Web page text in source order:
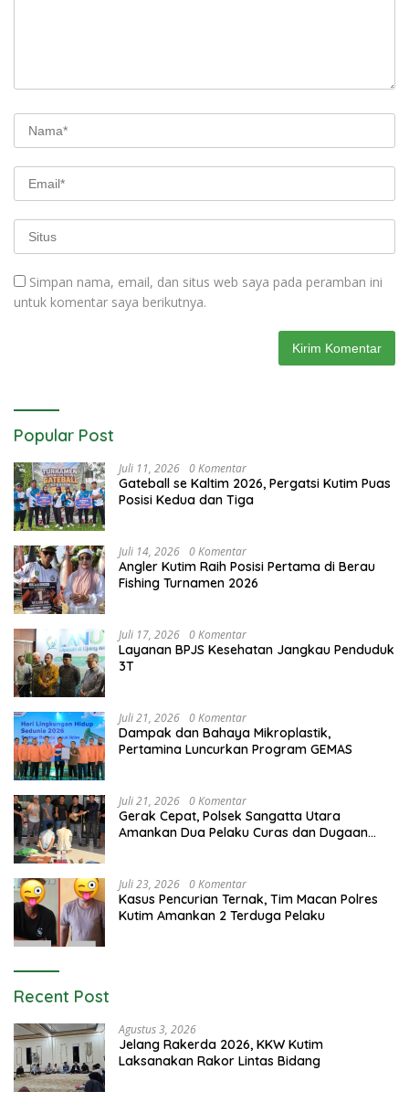
Simpan nama, email, dan situs web saya pada peramban ini
untuk komentar saya berikutnya.
Popular Post
Juli 11, 2026 0 Komentar
Gateball se Kaltim 2026, Pergatsi Kutim Puas
Posisi Kedua dan Tiga
Juli 14, 2026 0 Komentar
Angler Kutim Raih Posisi Pertama di Berau
Fishing Turnamen 2026
Juli 17, 2026 0 Komentar
Layanan BPJS Kesehatan Jangkau Penduduk
3T
Juli 21, 2026 0 Komentar
Dampak dan Bahaya Mikroplastik,
Pertamina Luncurkan Program GEMAS
Juli 21, 2026 0 Komentar
Gerak Cepat, Polsek Sangatta Utara
Amankan Dua Pelaku Curas dan Dugaan
Juli 23, 2026 0 Komentar
Kasus Pencurian Ternak, Tim Macan Polres
Kutim Amankan 2 Terduga Pelaku
Recent Post
Agustus 3, 2026
Jelang Rakerda 2026, KKW Kutim
Laksanakan Rakor Lintas Bidang